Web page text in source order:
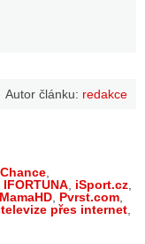
Autor článku: redakce
Chance
IFORTUNA iSport.cz
MamaHD Pvrst.com
přes internet